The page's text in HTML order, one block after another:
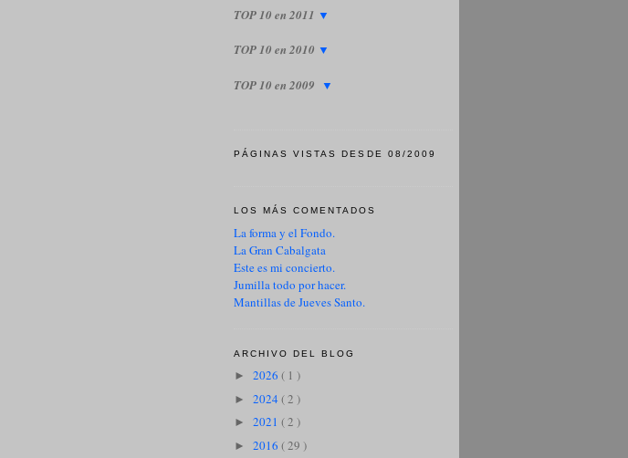
TOP 10 en 2011 ▼
TOP 10 en 2010 ▼
TOP 10 en 2009 ▼
PÁGINAS VISTAS DESDE 08/2009
LOS MÁS COMENTADOS
La forma y el Fondo.
La Gran Cabalgata
Este es mi concierto.
Jumilla todo por hacer.
Mantillas de Jueves Santo.
ARCHIVO DEL BLOG
► 2026 ( 1 )
► 2024 ( 2 )
► 2021 ( 2 )
► 2016 ( 29 )